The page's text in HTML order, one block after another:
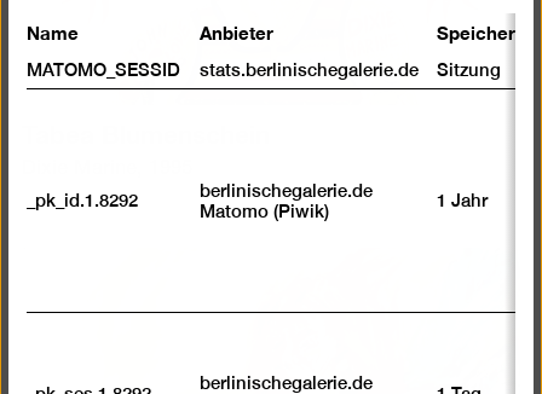
Name Anbieter
MATOMO_SESSID stats.berlinischegalerie.de Sitzung
_pk_id.1.8292
berlinischegalerie.de
Matomo (Piwik)
1 Jahr
berlinischegalerie.de